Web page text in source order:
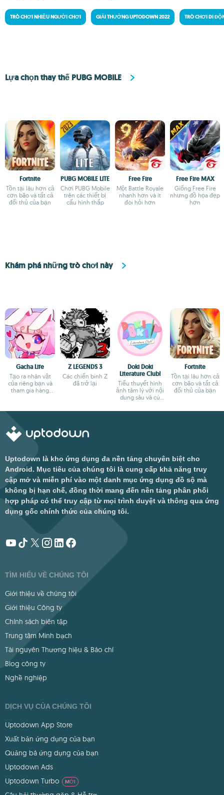
TRÒ CHƠI NHIỀU NGƯỜI CHƠI GIẢI THƯỞNG UPTODOWN 2022 TRÒ CHƠI DI
Lựa chọn thay thế PUBG MOBILE
Fortnite
Tồn tại lâu hơn cả
cơn bão và tất cả
đối thủ của bạn
PUBG MOBILE LITE
Chơi PUBG Mobile
trên các thiết bị
cấu hình thấp
Free Fire
Một Battle Royale
nhanh hơn và ít
đòi hỏi hơn
Free Fire MAX
Giống Free Fire
nhưng đồ họa đẹp
hơn
Khám phá những trò chơi này
Gacha Life
Tạo ra nhân vật
của riêng bạn và
tham gia hàng
Z LEGENDS 3
Các chiến binh Z
đã trở lại
Doki Doki
Literature Club!
Tiểu thuyết hình
ảnh tâm lý với nội
dung sâu và cú
Fortnite
Tồn tại lâu hơn cả
cơn bão và tất cả
đối thủ của bạn
Uptodown là kho ứng dụng đa nền tảng chuyên biệt cho
Android. Mục tiêu của chúng tôi là cung cấp khả năng truy
cập mở và miễn phí vào một danh mục ứng dụng đồ sộ mà
không bị hạn chế, đồng thời mang đến nền tảng phân phối
hợp pháp có thể truy cập từ mọi trình duyệt và thông qua ứng
dụng gốc chính thức của chúng tôi.
TÌM HIỂU VỀ CHÚNG TÔI
Giới thiệu về chúng tôi
Giới thiệu Công ty
Chính sách biên tập
Trung tâm Minh bạch
Tài nguyên Thương hiệu & Báo chí
Blog công ty
Nghề nghiệp
DỊCH VỤ CỦA CHÚNG TÔI
Uptodown App Store
Xuất bản ứng dụng của bạn
Quảng bá ứng dụng của bạn
Uptodown Ads
Uptodown Turbo
MỚI